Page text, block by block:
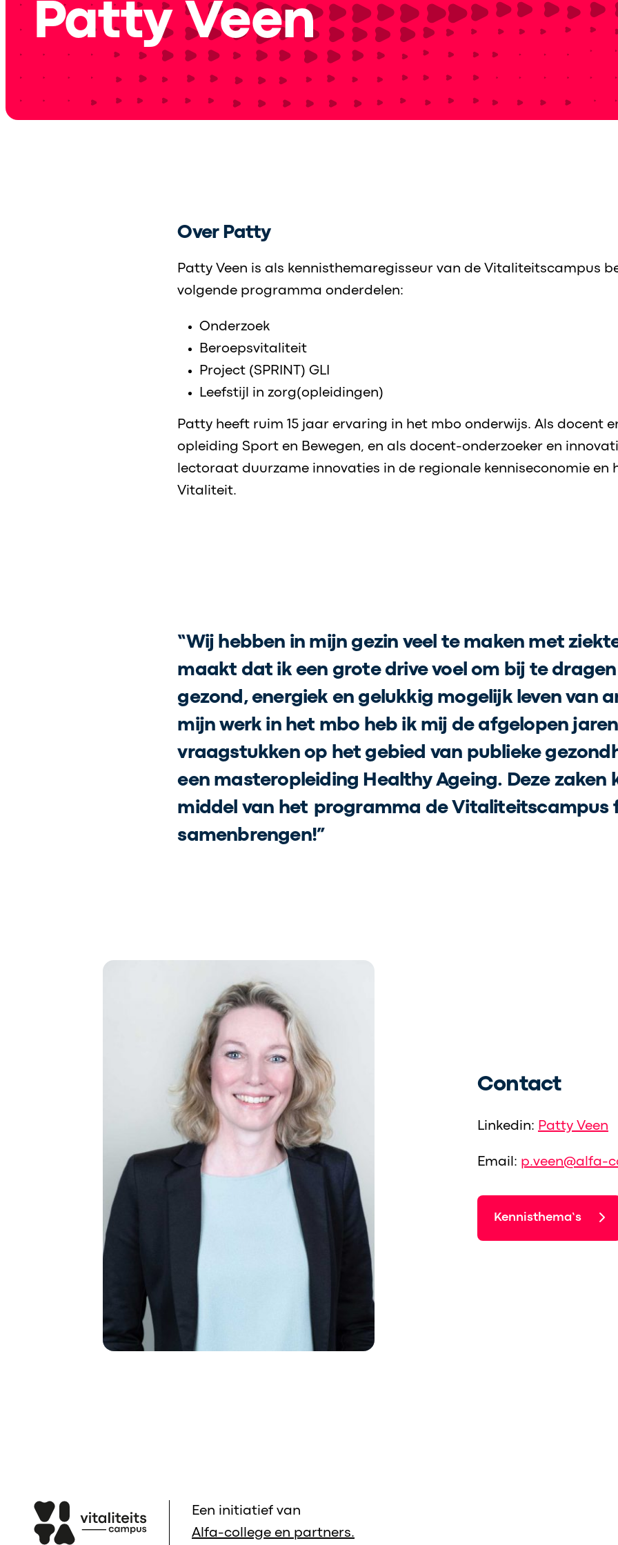
Patty Veen
Over Patty
Patty Veen is als kennisthemaregisseur van de Vitaliteitscampus
volgende programma onderdelen:
Onderzoek
Beroepsvitaliteit
Project (SPRINT) GLI
Leefstijl in zorg(opleidingen)
Patty heeft ruim 15 jaar ervaring in het mbo onderwijs. Als docent
opleiding Sport en Bewegen, en als docent-onderzoeker en
lectoraat duurzame innovaties in de regionale kenniseconomie
Vitaliteit.
“Wij hebben in mijn gezin veel te maken met
maakt dat ik een grote drive voel om bij te dragen
gezond, energiek en gelukkig mogelijk leven van
mijn werk in het mbo heb ik mij de afgelopen
vraagstukken op het gebied van publieke
een masteropleiding Healthy Ageing. Deze zaken
middel van het programma de Vitaliteitscampus
samenbrengen!”
Contact
Linkedin: Patty Veen
Email: p.veen@alfa-
Kennisthema’s
Een initiatief van
Alfa-college en partners.